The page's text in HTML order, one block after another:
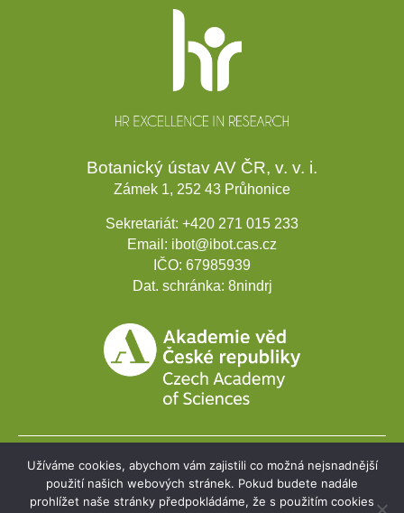
Botanický ústav AV ČR, v. v. i.
Zámek 1, 252 43 Průhonice
Sekretariát: +420 271 015 233
Email: ibot@ibot.cas.cz
IČO: 67985939
Dat. schránka: 8nindrj
Rozvojové projekty
Webmail
Užíváme cookies, abychom vám zajistili co možná nejsnadnější
použití našich webových stránek. Pokud budete nadále
prohlížet naše stránky předpokládáme, že s použitím cookies